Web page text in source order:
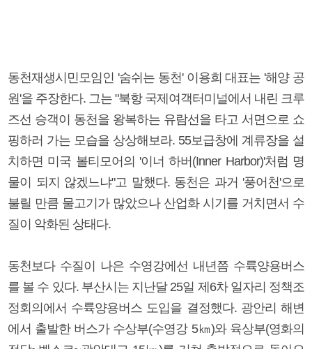
동천재생시민모임인 '숨쉬는 동천' 이용희 대표는 '해양 공
원'을 주장한다. 그는 "북항 국제여객터미널에서 내린 크루
즈선 승객이 동천을 왕복하는 유람선을 타고 서면으로 쇼
핑하러 가는 모습을 상상해보라. 55보급창에 계류장을 설
치하면 미국 볼티모어의 '이너 하버(Inner Harbor)'처럼 명
물이 되지 않겠느냐"고 말했다. 동천은 과거 '풍어천'으로
불릴 만큼 물고기가 많았으나 산업화 시기를 거치면서 수
질이 악화된 상태다.
동천보다 수질이 나은 수영강에선 내년쯤 수륙양용버스
를 볼 수 있다. 부산시는 지난달 25일 제6차 일자리 정책조
정회의에서 수륙양용버스 도입을 결정했다. 광안리 해변
에서 출발한 버스가 수상부(수영강 5㎞)와 육상부(영화의